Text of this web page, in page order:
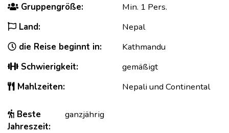
Gruppengröße:
Min. 1 Pers.
Land:
Nepal
die Reise beginnt in:
Kathmandu
Schwierigkeit:
gemäßigt
Mahlzeiten:
Nepali und Continental
Beste
Jahreszeit:
ganzjährig